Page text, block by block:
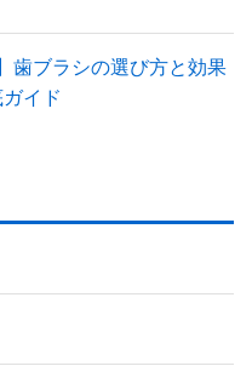
歯ブラシの選び方と効果
イド